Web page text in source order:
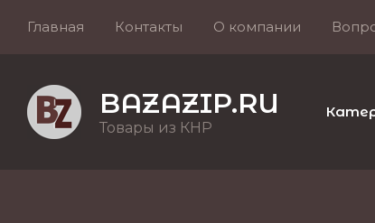
Главная Контакты О компании
BAZAZIP.RU
Товары из КНР